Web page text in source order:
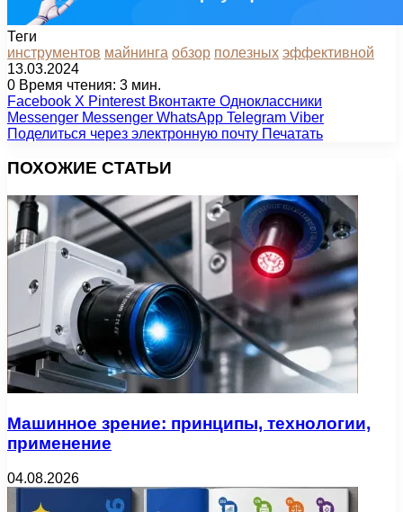
Теги
инструментов майнинга обзор полезных эффективной
13.03.2024
0 Время чтения: 3 мин.
Facebook X Pinterest Вконтакте Одноклассники
Messenger Messenger WhatsApp Telegram Viber
Поделиться через электронную почту Печатать
ПОХОЖИЕ СТАТЬИ
Машинное зрение: принципы, технологии,
применение
04.08.2026